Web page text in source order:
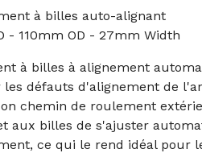
à billes auto-alignant
- 110mm OD - 27mm Width
à billes à alignement
les défauts d'alignement de
chemin de roulement
aux billes de s'ajuster
ce qui le rend idéal pour